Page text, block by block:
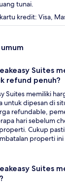
tunai.
kredit: Visa,
Suites
refund penuh?
Suites memiliki
untuk dipesan di
refundable,
hari sebelum
Cukup
properti
Suites